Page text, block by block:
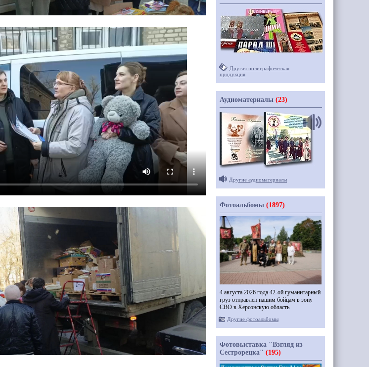
Другая полиграфическая
продукция
Аудиоматериалы (23)
Другие аудиоматериалы
Фотоальбомы (1897)
4 августа 2026 года 42-ой гуманитарный
груз отправлен нашим бойцам в зону
СВО в Херсонскую область
Другие фотоальбомы
Фотовыставка "Взгляд из
Сестрорецка" (195)